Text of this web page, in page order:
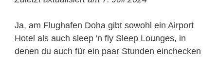
Ja, am Flughafen Doha gibt sowohl ein Airport
Hotel als auch sleep 'n fly Sleep Lounges, in
denen du auch für ein paar Stunden einchecken